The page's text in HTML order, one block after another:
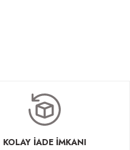
KOLAY İADE İMKANI